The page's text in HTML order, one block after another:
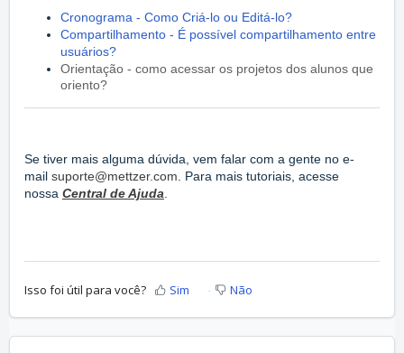
Cronograma - Como Criá-lo ou Editá-lo?
Compartilhamento - É possível compartilhamento entre
usuários?
Orientação - como acessar os projetos dos alunos que
oriento?
Se tiver mais alguma dúvida, vem falar com a gente no e-
mail suporte@mettzer.com. Para mais tutoriais, acesse
nossa Central de Ajuda.
Isso foi útil para você? Sim Não